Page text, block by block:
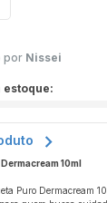
por Nissei
estoque:
10ml
Puro Dermacream